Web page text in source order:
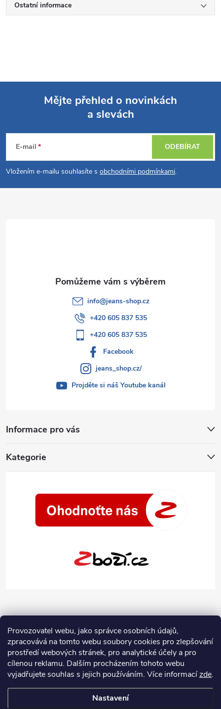
Provozovatel webu, jako správce osobních údajů,
zpracovává na tomto webu soubory cookies pro zlepšování
prostředí webových stránek, pro analytické účely a pro
cílenou reklamu. Dalším procházením tohoto webu
vyjadřujete souhlas s jejich používáním. Více informacízde.
Nastavení
Ostatní informace
p
a
Mějte přehled o novinkách
a slevách
E-mail
Vložením e-mailu souhlasíte s obchodními podmínkami.
ODEBÍRAT
Informace pro vás
Kategorie
info@jeans-shop.cz
+420 605 837 535
+420 605 837 535
Facebook
jeans_shop.cz/
Projděte si náš Youtube kanál